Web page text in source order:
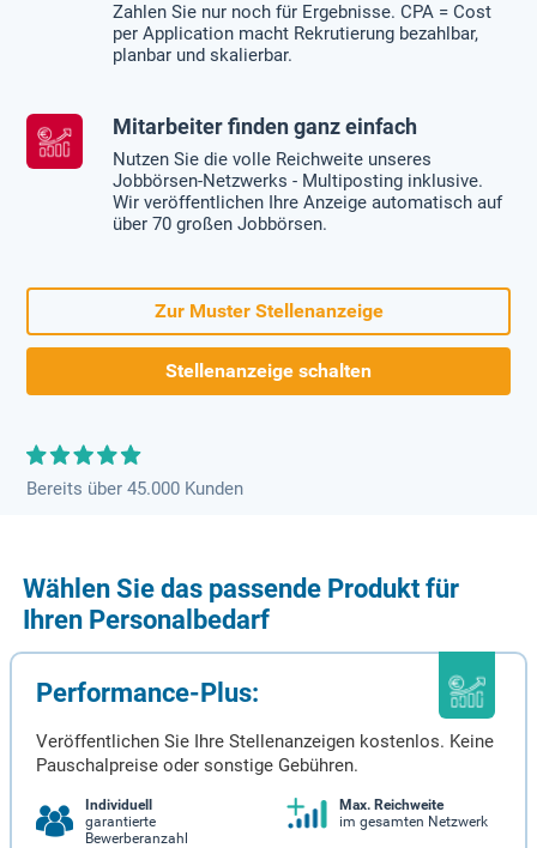
Zahlen Sie nur noch für Ergebnisse. CPA = Cost
per Application macht Rekrutierung bezahlbar,
planbar und skalierbar.
Mitarbeiter finden ganz einfach
Nutzen Sie die volle Reichweite unseres
Jobbörsen-Netzwerks - Multiposting inklusive.
Wir veröffentlichen Ihre Anzeige automatisch auf
über 70 großen Jobbörsen.
Zur Muster Stellenanzeige
Stellenanzeige schalten
Bereits über 45.000 Kunden
Wählen Sie das passende Produkt für
Ihren Personalbedarf
Performance-Plus:
Veröffentlichen Sie Ihre Stellenanzeigen kostenlos. Keine
Pauschalpreise oder sonstige Gebühren.
Individuell
garantierte
Bewerberanzahl
Max. Reichweite
im gesamten Netzwerk